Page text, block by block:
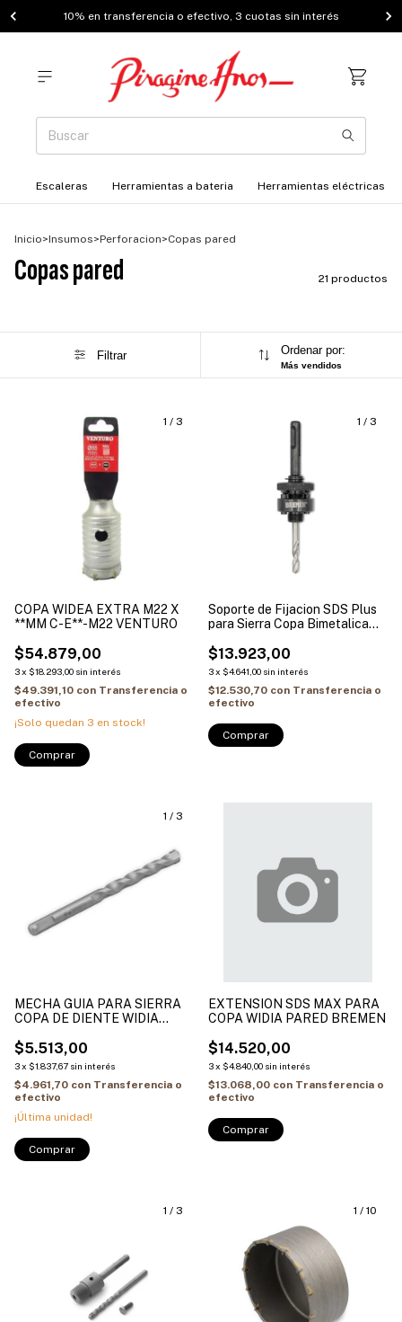
10% en transferencia o efectivo, 3 cuotas sin interés
Escaleras Herramientas a bateria Herramientas eléctricas
Inicio>Insumos>Perforacion>Copas pared
Copas pared 21 productos
Filtrar Ordenar por:
Más vendidos
1 / 3
COPA WIDEA EXTRA M22 X
**MM C-E**-M22 VENTURO
$54.879,00
3x $18.293,00 sin interés
$49.391,10 con Transferencia o
efectivo
¡Solo quedan 3 en stock!
Comprar
1 / 3
Soporte de Fijacion SDS Plus
para Sierra Copa Bimetalica
18UNF X 75MM LGO
$13.923,00
3x $4.641,00 sin interés
$12.530,70 con Transferencia o
efectivo
1 / 3
MECHA GUIA PARA SIERRA
COPA DE DIENTE WIDIA
$5.513,00
3x $1.837,67 sin interés
$4.961,70 con Transferencia o
efectivo
¡Última unidad!
EXTENSION SDS MAX PARA
COPA WIDIA PARED BREMEN
$14.520,00
3x $4.840,00 sin interés
$13.068,00 con Transferencia o
efectivo
Comprar
1 / 3 1 / 10